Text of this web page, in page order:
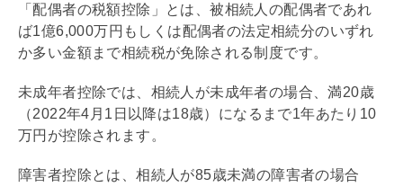
「配偶者の税額控除」とは、被相続人の配偶者であれ
ば1億6,000万円もしくは配偶者の法定相続分のいずれ
か多い金額まで相続税が免除される制度です。
未成年者控除では、相続人が未成年者の場合、満20歳
（2022年4月1日以降は18歳）になるまで1年あたり10
万円が控除されます。
障害者控除とは、相続人が85歳未満の障害者の場合